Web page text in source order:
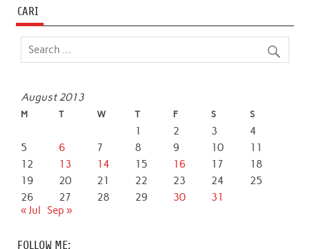
CARI
August 2013
M T W T F S S
1 2 3
4
5
6 7 8 9 10
11
12
13 14 15 16 17
18
19
20 21 22 23 24
25
26
27 28 29 30
31
« Jul
Sep »
FOLLOW ME: